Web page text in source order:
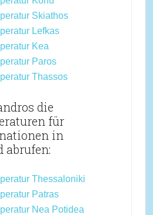
Skiathos
Lefkas
Kea
Paros
Thassos
die
für
in
abrufen:
Thessaloniki
Patras
Nea Potidea